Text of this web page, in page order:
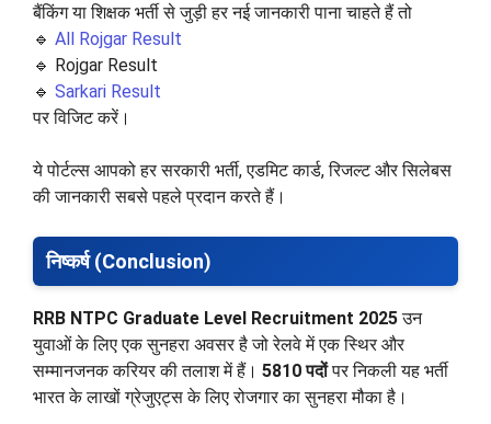
बैंकिंग या शिक्षक भर्ती से जुड़ी हर नई जानकारी पाना चाहते हैं तो
🔹 All Rojgar Result
🔹 Rojgar Result
🔹 Sarkari Result
पर विजिट करें।
ये पोर्टल्स आपको हर सरकारी भर्ती, एडमिट कार्ड, रिजल्ट और सिलेबस
की जानकारी सबसे पहले प्रदान करते हैं।
निष्कर्ष (Conclusion)
RRB NTPC Graduate Level Recruitment 2025उन
युवाओं के लिए एक सुनहरा अवसर है जो रेलवे में एक स्थिर और
सम्मानजनक करियर की तलाश में हैं। 5810 पदोंपर निकली यह भर्ती
भारत के लाखों ग्रेजुएट्स के लिए रोजगार का सुनहरा मौका है।